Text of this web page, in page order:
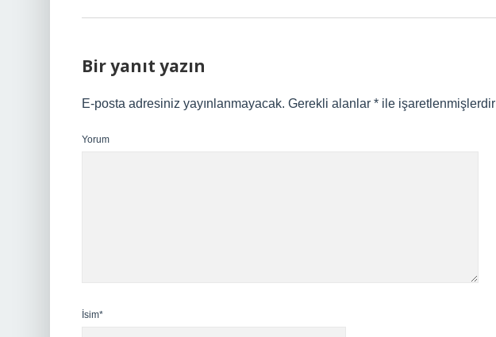
Bir yanıt yazın
E-posta adresiniz yayınlanmayacak. Gerekli alanlar * ile işaretlenmişlerdir
Yorum
İsim*